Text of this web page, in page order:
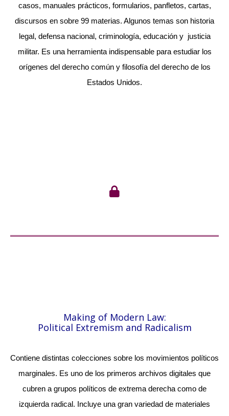
casos, manuales prácticos, formularios, panfletos, cartas,
discursos en sobre 99 materias. Algunos temas son historia
legal, defensa nacional, criminología, educación y justicia
militar. Es una herramienta indispensable para estudiar los
orígenes del derecho común y filosofía del derecho de los
Estados Unidos.
Making of Modern Law:
Political Extremism and Radicalism
Contiene distintas colecciones sobre los movimientos políticos
marginales. Es uno de los primeros archivos digitales que
cubren a grupos políticos de extrema derecha como de
izquierda radical. Incluye una gran variedad de materiales